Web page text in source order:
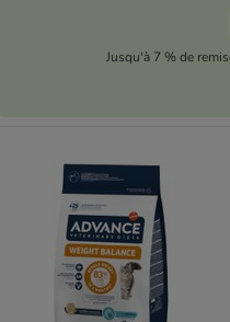
Jusqu'à 7 % de